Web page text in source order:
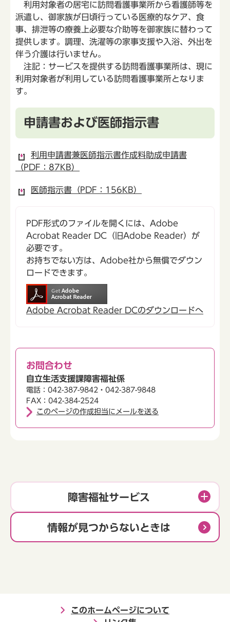
利用対象者の居宅に訪問看護事業所から看護師等を
派遣し、御家族が日頃行っている医療的なケア、食
事、排泄等の療養上必要な介助等を御家族に替わって
提供します。調理、洗濯等の家事支援や入浴、外出を
伴う介護は行いません。
注記：サービスを提供する訪問看護事業所は、現に
利用対象者が利用している訪問看護事業所となりま
す。
申請書および医師指示書
利用申請書兼医師指示書作成料助成申請書
（PDF：87KB）
医師指示書（PDF：156KB）
PDF形式のファイルを開くには、Adobe
Acrobat Reader DC（旧Adobe Reader）が
必要です。
お持ちでない方は、Adobe社から無償でダウン
ロードできます。
Adobe Acrobat Reader DCのダウンロードへ
お問合わせ
自立生活支援課障害福祉係
電話：042-387-9842・042-387-9848
FAX：042-384-2524
このページの作成担当にメールを送る
障害福祉サービス
情報が見つからないときは
このホームページについて